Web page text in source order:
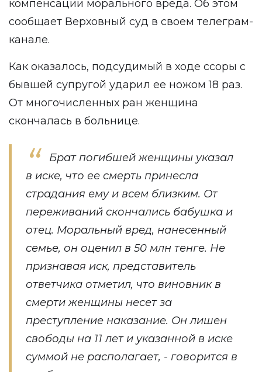
компенсации морального вреда. Об этом
сообщает Верховный суд в своем телеграм-
канале.
Как оказалось, подсудимый в ходе ссоры с
бывшей супругой ударил ее ножом 18 раз.
От многочисленных ран женщина
скончалась в больнице.
Брат погибшей женщины указал
в иске, что ее смерть принесла
страдания ему и всем близким. От
переживаний скончались бабушка и
отец. Моральный вред, нанесенный
семье, он оценил в 50 млн тенге. Не
признавая иск, представитель
ответчика отметил, что виновник в
смерти женщины несет за
преступление наказание. Он лишен
свободы на 11 лет и указанной в иске
суммой не располагает, - говорится в